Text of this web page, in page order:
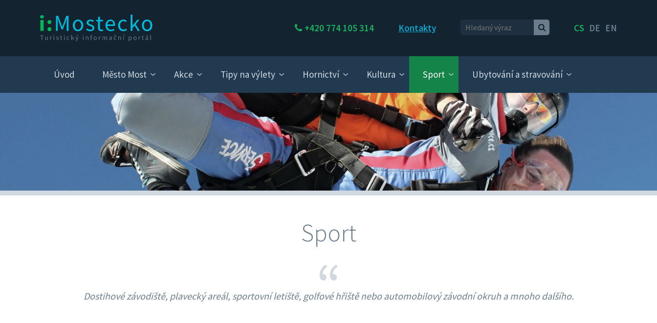
+420 774 105 314 Kontakty CS DE EN
Úvod Město Most Akce Tipy na výlety Hornictví Kultura Sport Ubytování a stravování
Sport
“
Dostihové závodiště, plavecký areál, sportovní letiště, golfové hřiště nebo automobilový závodní okruh a mnoho dalšího.